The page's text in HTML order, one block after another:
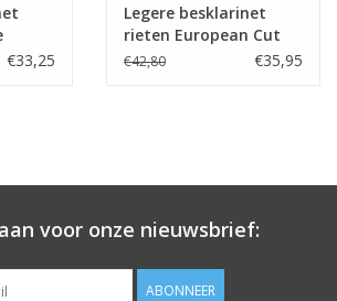
€33,25
Legere besklarinet
rieten European Cut
€42,80 €35,95
voor onze nieuwsbrief:
ABONNEER